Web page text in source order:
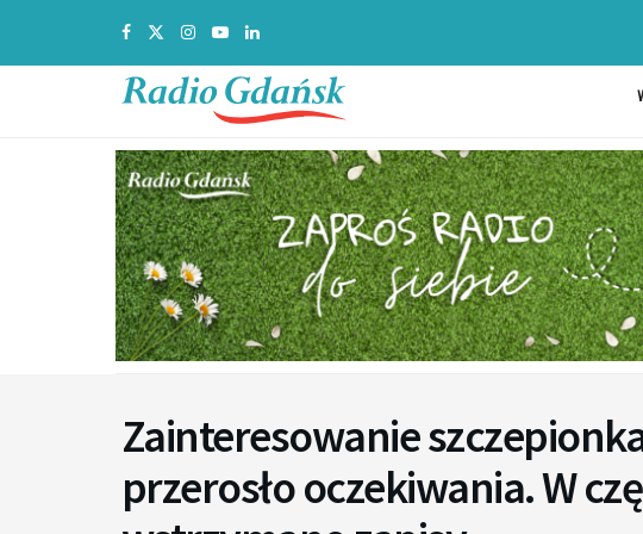
Zainteresowanie
przerosło oczekiwania. W